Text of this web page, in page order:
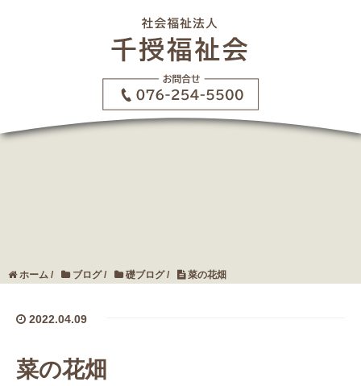
ホーム / ブログ/ 礎ブログ/ 菜の花畑
2022.04.09
菜の花畑